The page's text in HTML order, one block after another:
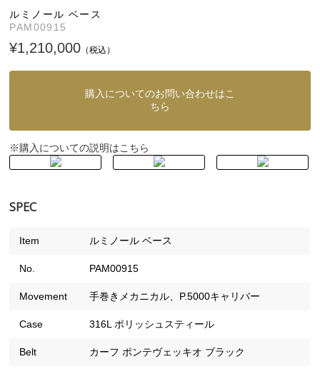
ルミノール ベース
PAM00915
¥1,210,000 （税込）
購入についてのお問い合わせはこ
ちら
※購入についての説明はこちら
SPEC
Item ルミノール ベース
No. PAM00915
Movement 手巻きメカニカル、P.5000キャリバー
Case 316L ポリッシュスティール
Belt カーフ ポンテヴェッキオ ブラック